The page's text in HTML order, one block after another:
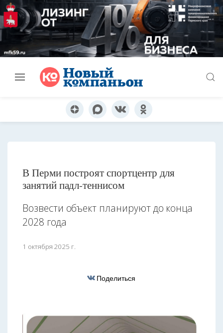
В Перми построят спортцентр для
занятий падл-теннисом
Возвести объект планируют до конца
2028 года
1 октября 2025 г.
Поделиться